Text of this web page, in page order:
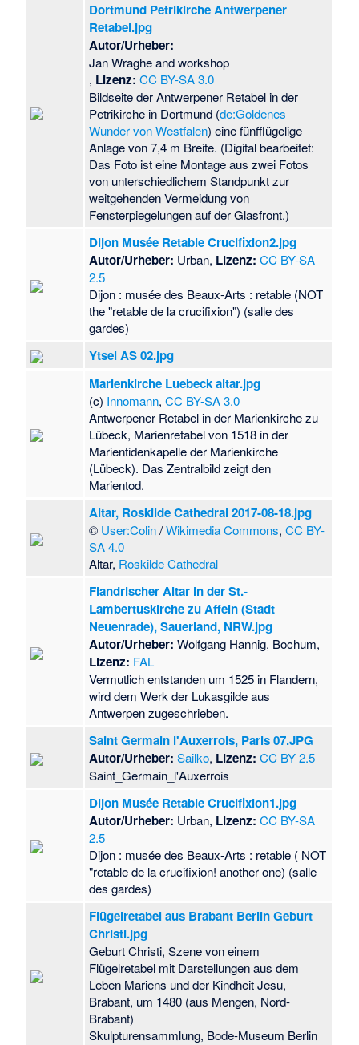
Dortmund Petrikirche Antwerpener
Retabel.jpg
Autor/Urheber:
Jan Wraghe and workshop
, Lizenz: CC BY-SA 3.0
Bildseite der Antwerpener Retabel in der
Petrikirche in Dortmund (de:Goldenes
Wunder von Westfalen) eine fünfflügelige
Anlage von 7,4 m Breite. (Digital bearbeitet:
Das Foto ist eine Montage aus zwei Fotos
von unterschiedlichem Standpunkt zur
weitgehenden Vermeidung von
Fensterpiegelungen auf der Glasfront.)
Dijon Musée Retable Crucifixion2.jpg
Autor/Urheber: Urban, Lizenz: CC BY-SA
2.5
Dijon : musée des Beaux-Arts : retable (NOT
the "retable de la crucifixion") (salle des
gardes)
Ytsel AS 02.jpg
Marienkirche Luebeck altar.jpg
(c) Innomann,CC BY-SA 3.0
Antwerpener Retabel in der Marienkirche zu
Lübeck, Marienretabel von 1518 in der
Marientidenkapelle der Marienkirche
(Lübeck). Das Zentralbild zeigt den
Marientod.
Altar, Roskilde Cathedral 2017-08-18.jpg
© User:Colin/Wikimedia Commons,CC BY-
SA 4.0
Altar, Roskilde Cathedral
Flandrischer Altar in der St.-
Lambertuskirche zu Affeln (Stadt
Neuenrade), Sauerland, NRW.jpg
Autor/Urheber: Wolfgang Hannig, Bochum,
Lizenz: FAL
Vermutlich entstanden um 1525 in Flandern,
wird dem Werk der Lukasgilde aus
Antwerpen zugeschrieben.
Saint Germain l'Auxerrois, Paris 07.JPG
Autor/Urheber: Sailko, Lizenz: CC BY 2.5
Saint_Germain_l'Auxerrois
Dijon Musée Retable Crucifixion1.jpg
Autor/Urheber: Urban, Lizenz: CC BY-SA
2.5
Dijon : musée des Beaux-Arts : retable ( NOT
"retable de la crucifixion! another one) (salle
des gardes)
Flügelretabel aus Brabant Berlin Geburt
Christi.jpg
Geburt Christi, Szene von einem
Flügelretabel mit Darstellungen aus dem
Leben Mariens und der Kindheit Jesu,
Brabant, um 1480 (aus Mengen, Nord-
Brabant)
Skulpturensammlung, Bode-Museum Berlin